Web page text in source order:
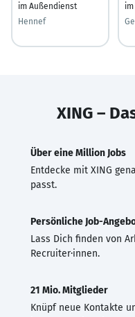
im Außendienst
Hennef
XING –
Über eine Million Jobs
Entdecke mit XING
passt.
Persönliche Job-
Lass Dich finden von
Recruiter·innen.
21 Mio. Mitglieder
Knüpf neue Kontakte